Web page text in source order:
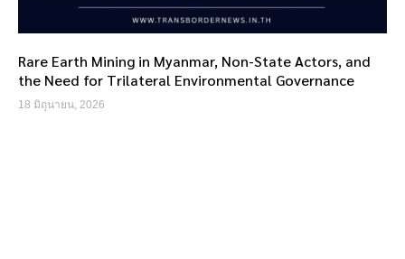
Rare Earth Mining in Myanmar, Non-State Actors, and
the Need for Trilateral Environmental Governance
18 มิถุนายน, 2026